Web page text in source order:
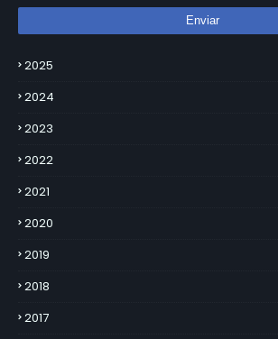
2025
2024
2023
2022
2021
2020
2019
2018
2017